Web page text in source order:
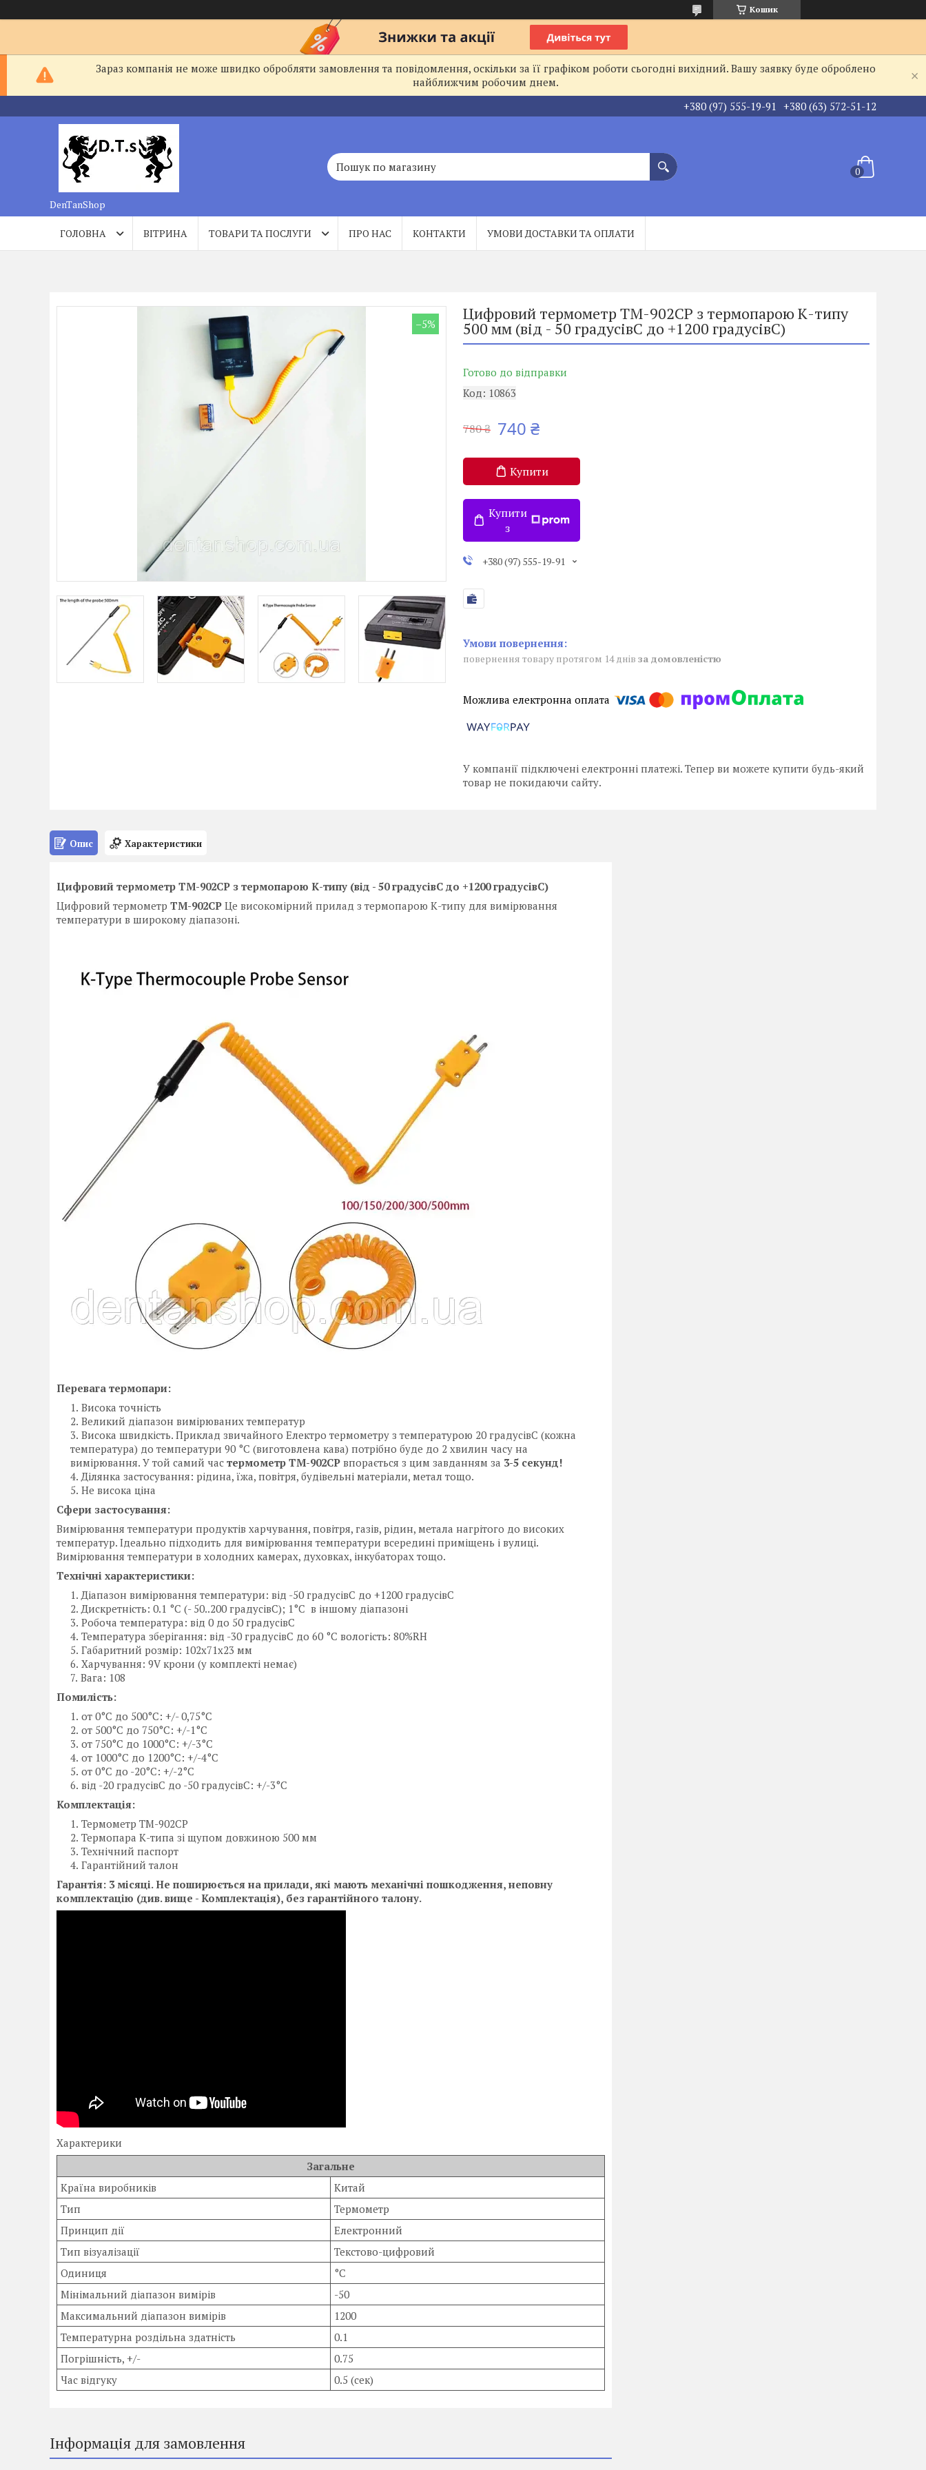
Кошик
Зараз компанія не може швидко обробляти замовлення та повідомлення, оскільки за її графіком роботи сьогодні вихідний. Вашу заявку буде оброблено
найближчим робочим днем.
+380 (97) 555-19-91 +380 (63) 572-51-12
DenTanShop
ГОЛОВНА ВІТРИНА ТОВАРИ ТА ПОСЛУГИ ПРО НАС КОНТАКТИ УМОВИ ДОСТАВКИ ТА ОПЛАТИ
–5%
Цифровий термометр TM-902CP з термопарою К-типу
500 мм (від - 50 градусівC до +1200 градусівC)
Готово до відправки
Код: 10863
780 ₴ 740 ₴
Купити
Купити
з
+380 (97) 555-19-91
повернення товару протягом 14 днів за домовленістю
У компанії підключені електронні платежі. Тепер ви можете купити будь-який
товар не покидаючи сайту.
Опис Характеристики
Цифровий термометр TM-902CP з термопарою К-типу (від - 50 градусівC до +1200 градусівC)
Цифровий термометр TM-902CP Це високомірний прилад з термопарою К-типу для вимірювання
температури в широкому діапазоні.
Перевага термопари:
Висока точність
Великий діапазон вимірюваних температур
Висока швидкість. Приклад звичайного Електро термометру з температурою 20 градусівC (кожна
температура) до температури 90 °C (виготовлена кава) потрібно буде до 2 хвилин часу на
вимірювання. У той самий час термометр TM-902CP впорається з цим завданням за 3-5 секунд!
Ділянка застосування: рідина, їжа, повітря, будівельні матеріали, метал тощо.
Не висока ціна
Сфери застосування:
Вимірювання температури продуктів харчування, повітря, газів, рідин, метала нагрітого до високих
температур. Ідеально підходить для вимірювання температури всередині приміщень і вулиці.
Вимірювання температури в холодних камерах, духовках, інкубаторах тощо.
Технічні характеристики:
Діапазон вимірювання температури: від -50 градусівC дo +1200 градусівC
Дискретність: 0.1 °C (- 50..200 градусівC); 1°C в іншому діапазоні
Робоча температура: від 0 до 50 градусівC
Температура зберігання: від -30 градусівC до 60 °C вологість: 80%RH
Габаритний розмір: 102x71x23 мм
Харчування: 9V крони (у комплекті немає)
Вага: 108
Помилість:
от 0°C до 500°C: +/- 0,75°C
от 500°C до 750°C: +/-1°C
от 750°C до 1000°C: +/-3°C
от 1000°C до 1200°C: +/-4°C
от 0°C до -20°C: +/-2°C
від -20 градусівC до -50 градусівC: +/-3°C
Комплектація:
Термометр TM-902CP
Термопара К-типа зі щупом довжиною 500 мм
Технічний паспорт
Гарантійний талон
Гарантія: 3 місяці. Не поширюється на прилади, які мають механічні пошкодження, неповну
комплектацію (див. вище - Комплектація), без гарантійного талону.
Характерики
Загальне
Країна виробників
Китай
Тип
Термометр
Принцип дії
Електронний
Тип візуалізації
Текстово-цифровий
Одиниця
°С
Мінімальний діапазон вимірів
-50
Максимальний діапазон вимірів
1200
Температурна роздільна здатність
0.1
Погрішність, +/-
0.75
Час відгуку
0.5 (сек)
Інформація для замовлення